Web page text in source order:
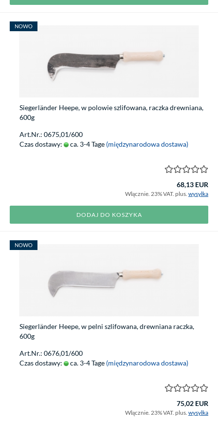
NOWO
Siegerländer Heepe, w polowie szlifowana, raczka drewniana,
600g
Art.Nr.: 0675,01/600
Czas dostawy:
ca. 3-4 Tage (międzynarodowa dostawa)
68,13 EUR
Włącznie. 23% VAT. plus. wysyłka
DODAJ DO KOSZYKA
NOWO
Siegerländer Heepe, w pelni szlifowana, drewniana raczka,
600g
Art.Nr.: 0676,01/600
Czas dostawy:
ca. 3-4 Tage (międzynarodowa dostawa)
75,02 EUR
Włącznie. 23% VAT. plus. wysyłka